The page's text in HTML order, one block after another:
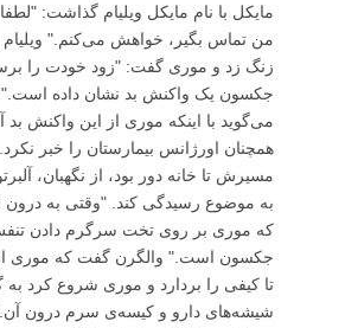
مایکل با نام مایکل ویلیام گذاشت:
من تماس بگیر، خواهش می‌کنم." ویلیام
زنگ زد و موری گفت: "زود خودت را
جکسون یک واکنش بد نشان داده است."
می‌گوید با اینکه موری از این واکنش بد
همچنان اورژانس بیمارستان را خبر نکرد.
مسیرش تا خانه دور بود، از نگهبان،
به موضوع رسیدگی کند. "وقتی به درون
که موری بر روی تخت سرگرم دادن
جکسون است." والگرن گفت که موری
تا کیفی را بردارد و موری شروع کرد به
شیشه‌های دارو و کیسه‌ی سرم درون